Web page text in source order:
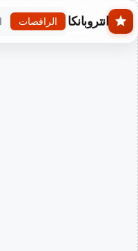
Skip to main content
انتروبانكا الراقصات